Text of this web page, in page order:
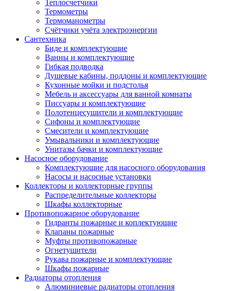
Теплосчетчики
Термометры
Термоманометры
Счётчики учёта электроэнергии
Сантехника
Биде и комплектующие
Ванны и комплектующие
Гибкая подводка
Душевые кабины, поддоны и комплектующие
Кухонные мойки и подстолья
Мебель и аксессуары для ванной комнаты
Писсуары и комплектующие
Полотенцесушители и комплектующие
Сифоны и комплектующие
Смесители и комплектующие
Умывальники и комплектующие
Унитазы бачки и комплектующие
Насосное оборудование
Комплектующие для насосного оборудования
Насосы и насосные установки
Коллекторы и коллекторные группы
Распределительные коллекторы
Шкафы коллекторные
Противопожарное оборудование
Гидранты пожарные и коплектующие
Клапаны пожарные
Муфты противопожарные
Огнетушители
Рукава пожарные и комплектующие
Шкафы пожарные
Радиаторы отопления
Алюминиевые радиаторы отопления